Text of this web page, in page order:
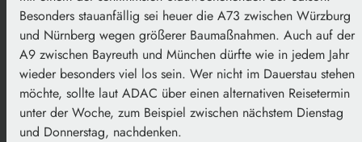
Besonders stauanfällig sei heuer die A73 zwischen Würzburg
und Nürnberg wegen größerer Baumaßnahmen. Auch auf der
A9 zwischen Bayreuth und München dürfte wie in jedem Jahr
wieder besonders viel los sein. Wer nicht im Dauerstau stehen
möchte, sollte laut ADAC über einen alternativen Reisetermin
unter der Woche, zum Beispiel zwischen nächstem Dienstag
und Donnerstag, nachdenken.